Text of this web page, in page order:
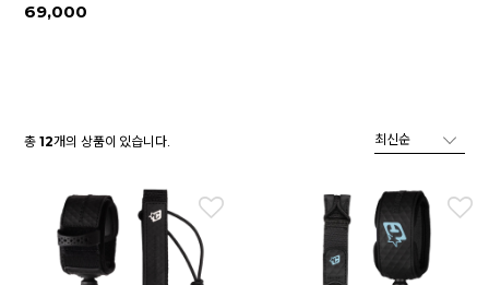
69,000
총12개의 상품이 있습니다.